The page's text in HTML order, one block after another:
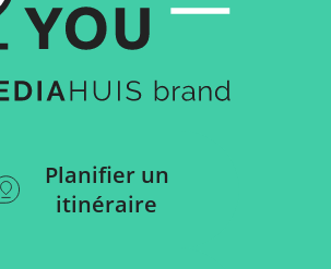
Planifier un
itinéraire